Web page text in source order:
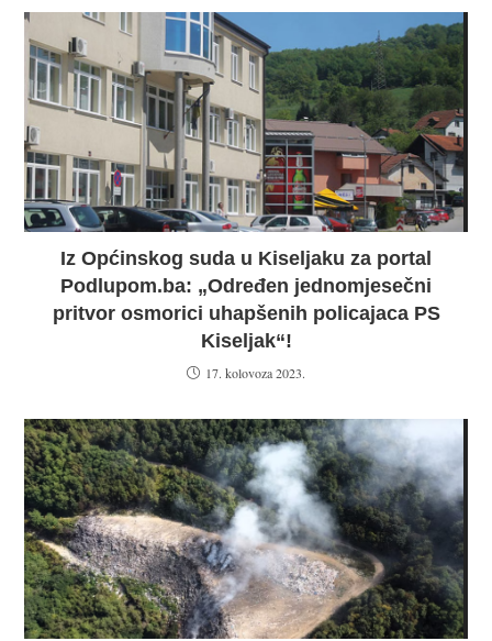
Iz Općinskog suda u Kiseljaku za portal
Podlupom.ba: „Određen jednomjesečni
pritvor osmorici uhapšenih policajaca PS
Kiseljak“!
17. kolovoza 2023.